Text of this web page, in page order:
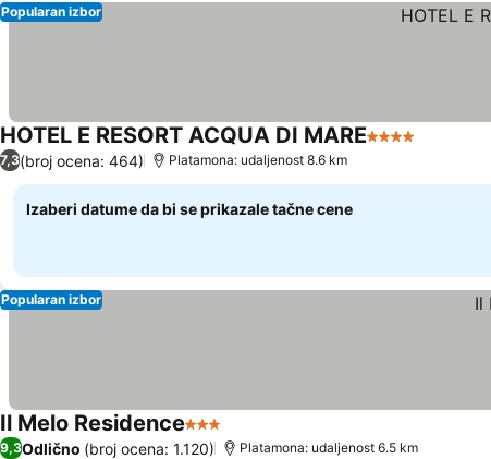
Popularan izbor
HOTEL E RESORT ACQUA DI MARE4 Zvezdice
7,3(broj ocena: 464) Platamona: udaljenost 8.6 km
Izaberi datume da bi se prikazale tačne cene
Popularan izbor
Il Melo Residence3 Zvezdice
9,3Odlično (broj ocena: 1.120) Platamona: udaljenost 6.5 km